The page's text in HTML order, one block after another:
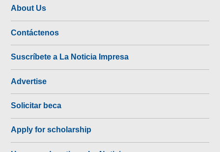
About Us
Contáctenos
Suscríbete a La Noticia Impresa
Advertise
Solicitar beca
Apply for scholarship